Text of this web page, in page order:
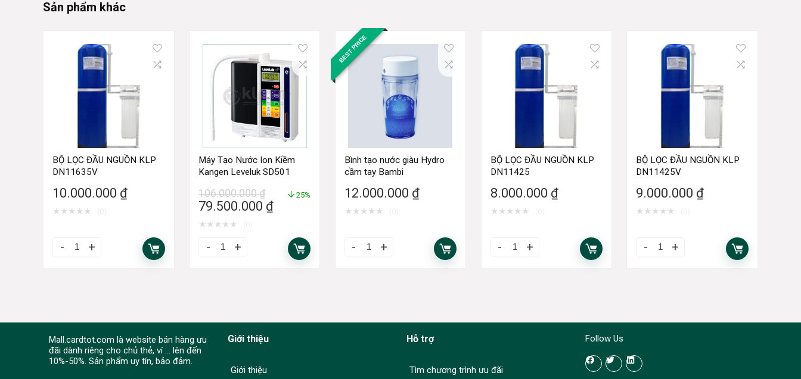
Sản phẩm khác
BỘ LỌC ĐẦU NGUỒN KLP
DN11635V
10.000.000 ₫
★ ★ ★ ★ ★
Máy Tạo Nước Ion Kiềm
Kangen Leveluk SD501
106.000.000₫
79.500.000 ₫
25%
★ ★ ★ ★ ★
BEST PRICE
Bình tạo nước giàu Hydro
cầm tay Bambi
12.000.000 ₫
★ ★ ★ ★ ★
BỘ LỌC ĐẦU NGUỒN KLP
DN11425
8.000.000 ₫
★ ★ ★ ★ ★
BỘ LỌC ĐẦU NGUỒN KLP
DN11425V
9.000.000 ₫
★ ★ ★ ★ ★
Mall.cardtot.com là website bán hàng ưu
đãi dành riêng cho chủ thẻ, ví ... lên đến
10%-50%. Sản phẩm uy tín, bảo đảm.
Giới thiệu
Giới thiệu
Hỗ trợ
Tìm chương trình ưu đãi
Follow Us